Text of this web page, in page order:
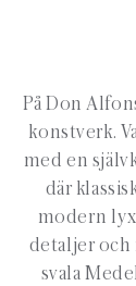
På Don
konstverk.
med en
där
modern
detaljer och
svala